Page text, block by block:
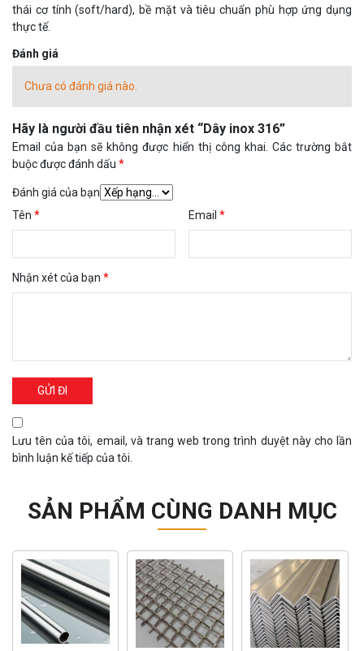
thái cơ tính (soft/hard), bề mặt và tiêu chuẩn phù hợp ứng dụng
thực tế.
Đánh giá
Chưa có đánh giá nào.
Hãy là người đầu tiên nhận xét “Dây inox 316”
Email của bạn sẽ không được hiển thị công khai. Các trường bắt
buộc được đánh dấu *
Đánh giá của bạn
Nhận xét của bạn *
Tên * Email*
Lưu tên của tôi, email, và trang web trong trình duyệt này cho lần
bình luận kế tiếp của tôi.
SẢN PHẨM CÙNG DANH MỤC